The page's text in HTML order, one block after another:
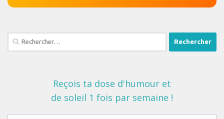
Rechercher :